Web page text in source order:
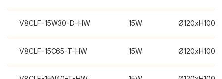
V8CLF-15W30-D-HW 15W
V8CLF-15C65-T-HW 15W